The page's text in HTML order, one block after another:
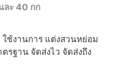
ละ 40 กก
ช้งานการ แต่งสวนหย่อม
รฐาน จัดส่งไว จัดส่งถึง